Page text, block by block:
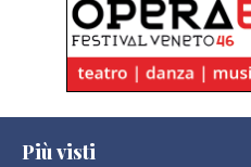
Più visti